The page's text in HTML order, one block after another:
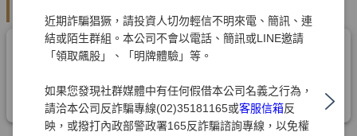
近期詐騙猖獗，請投資人切勿輕信不明來電、簡訊、連
結或陌生群組。本公司不會以電話、簡訊或LINE邀請
「領取飆股」、「明牌體驗」等。
如果您發現社群媒體中有任何假借本公司名義之行為，
請洽本公司反詐騙專線(02)35181165或客服信箱反
映，或撥打內政部警政署165反詐騙諮詢專線，以免權